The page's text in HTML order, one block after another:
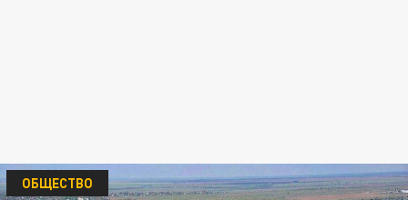
ОБЩЕСТВО